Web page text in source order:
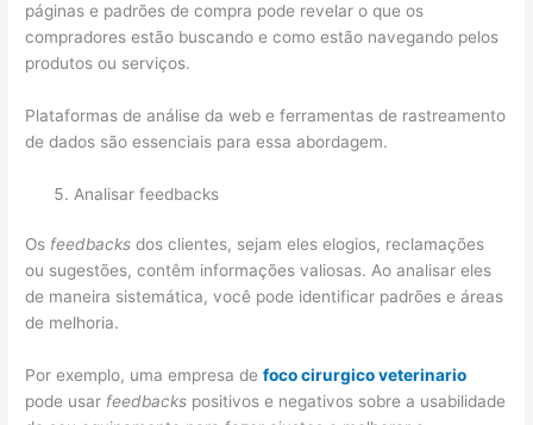
páginas e padrões de compra pode revelar o que os
compradores estão buscando e como estão navegando pelos
produtos ou serviços.
Plataformas de análise da web e ferramentas de rastreamento
de dados são essenciais para essa abordagem.
Analisar feedbacks
Os feedbacks dos clientes, sejam eles elogios, reclamações
ou sugestões, contêm informações valiosas. Ao analisar eles
de maneira sistemática, você pode identificar padrões e áreas
de melhoria.
Por exemplo, uma empresa defoco cirurgico veterinario
pode usar feedbacks positivos e negativos sobre a usabilidade